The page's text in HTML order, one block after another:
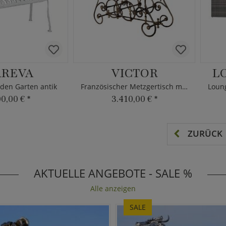
Garten antik
€ *
VICTOR
Französischer Metzgertisch mit Marmor
3.410,00 € *
ZURÜCK
AKTUELLE ANGEBOTE - SALE %
Alle anzeigen
SALE